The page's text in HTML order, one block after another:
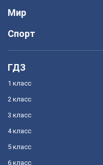
Мир
Спорт
ГДЗ
1 класс
2 класс
3 класс
4 класс
5 класс
6 класс